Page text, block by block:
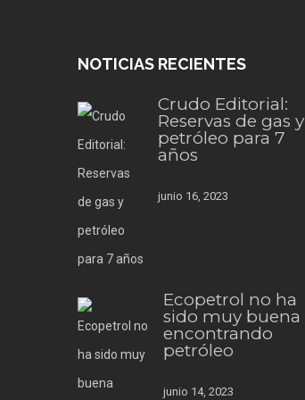
NOTICIAS RECIENTES
Crudo Editorial:
Reservas de gas y
petróleo para 7
años
junio 16, 2023
Ecopetrol no ha
sido muy buena
encontrando
petróleo
junio 14, 2023